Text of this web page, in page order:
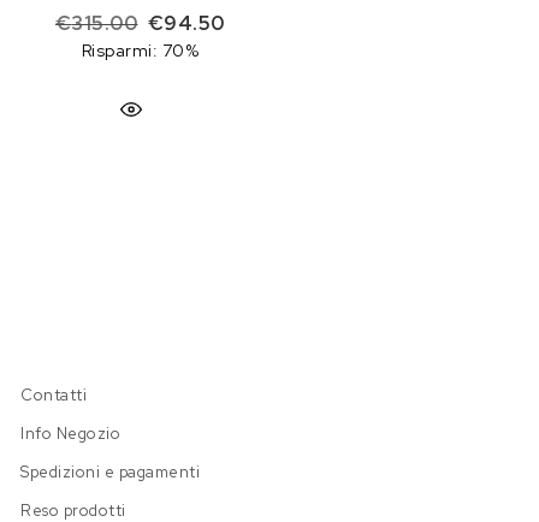
€315.00 Il prezzo originale era: €315.00.
€94.50Il prezzo attuale è: €94.50.
Risparmi: 70%
Contatti
Info Negozio
Spedizioni e pagamenti
Reso prodotti